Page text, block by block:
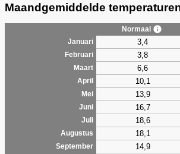
Maandgemiddelde
Normaal
Januari
3,4
Februari 3,8
Maart 6,6
April 10,1
Mei 13,9
Juni
16,7
Juli
18,6
Augustus
18,1
September
14,9